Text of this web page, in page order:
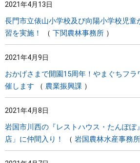
2021年4月13日
長門市立俵山小学校及び向陽小学校児童
習を実施！
下関農林事務所
2021年4月9日
おかげさまで開園15周年！やまぐちフ
催します
農業振興課
2021年4月8日
岩国市川西の『レストハウス・たんぽぽ
店」に仲間入り！
岩国農林水産事務所